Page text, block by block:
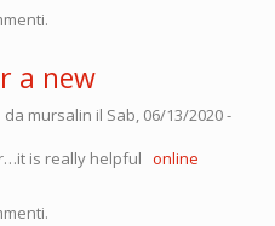
a new
da mursalin il Sab, 06/13/2020 -
is really helpful online